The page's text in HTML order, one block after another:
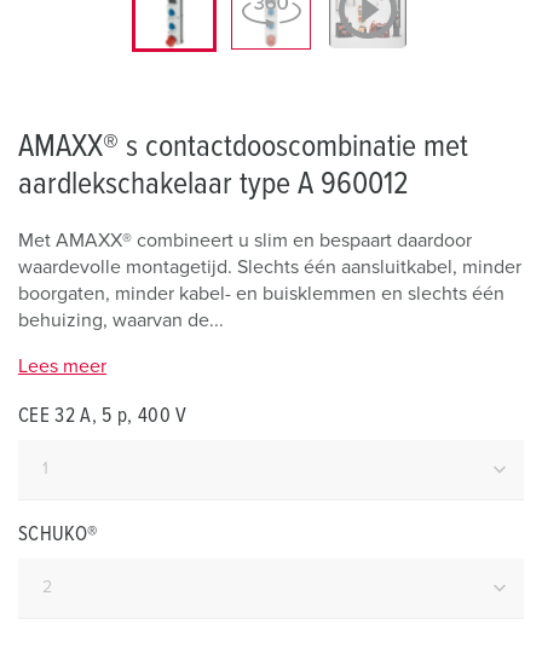
AMAXX® s contactdooscombinatie met
aardlekschakelaar type A 960012
Met AMAXX® combineert u slim en bespaart daardoor
waardevolle montagetijd. Slechts één aansluitkabel, minder
boorgaten, minder kabel- en buisklemmen en slechts één
behuizing, waarvan de...
Lees meer
CEE 32 A, 5 p, 400 V
SCHUKO®